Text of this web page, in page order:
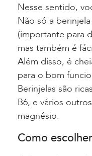
Nesse sentido,
Não só a
(importante para
mas também é
Além disso, é
para o bom
Berinjelas são
B6, e vários
magnésio.
Como